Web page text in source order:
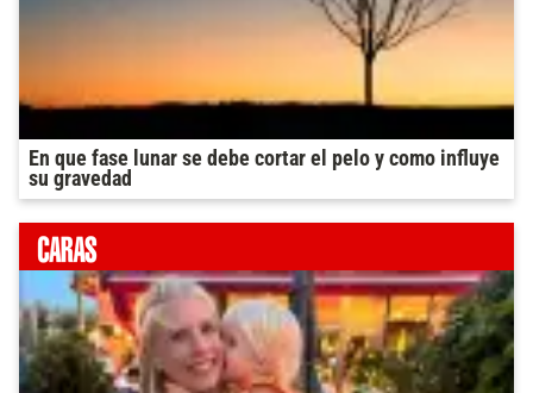
En que fase lunar se debe cortar el pelo y como influye
su gravedad